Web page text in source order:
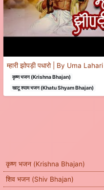
कृष्ण भजन (Krishna Bhajan)
शिव भजन (Shiv Bhajan)
म्हारी झोपड़ी पधारो | By Uma Lahari |
कृष्ण भजन (Krishna Bhajan)
खाटू श्याम भजन (Khatu Shyam Bhajan)